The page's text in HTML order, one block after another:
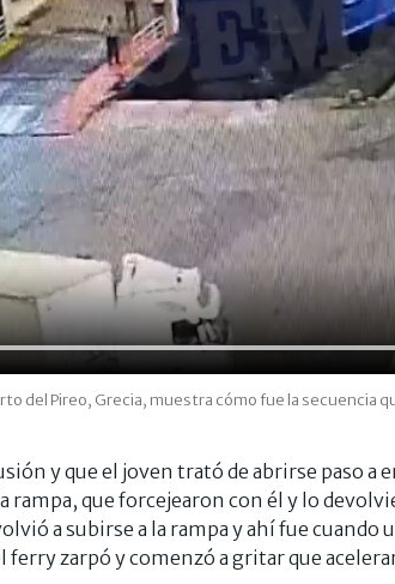
del Pireo, Grecia, muestra cómo fue la secuencia
y que el joven trató de abrirse paso a
rampa, que forcejearon con él y lo
a subirse a la rampa y ahí fue cuando
ferry zarpó y comenzó a gritar que